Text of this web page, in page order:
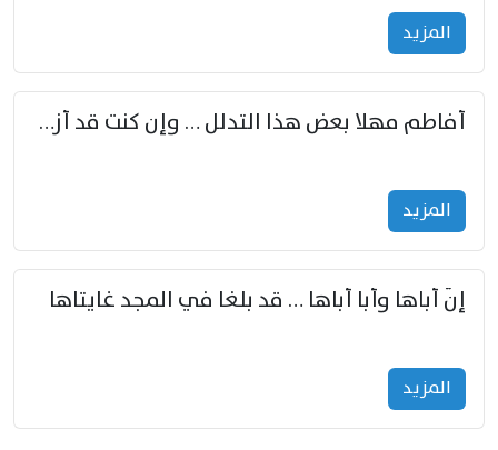
المزید
أفاطم مهلا بعض هذا التدلل … وإن كنت قد أزمعت صرمي فأجملي
المزید
إنّ أباها وأبا أباها … قد بلغا في المجد غايتاها
المزید